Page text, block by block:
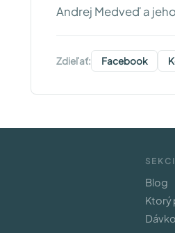
Andrej Medveď a
Zdieľať: Facebook
Blog
Ktorý